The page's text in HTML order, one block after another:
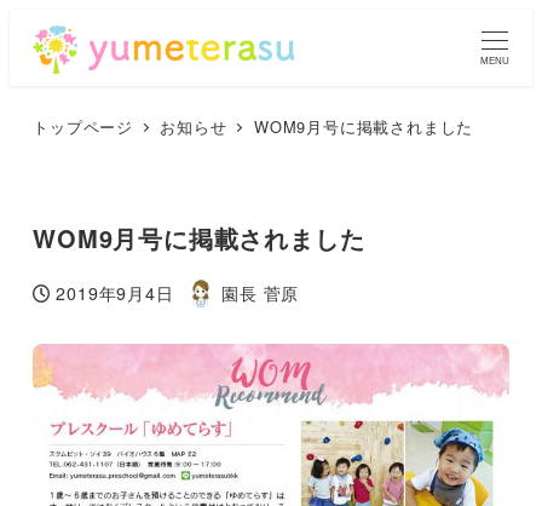
MENU
トップページ お知らせ WOM9月号に掲載されました
WOM9月号に掲載されました
投稿日
2019年9月4日
著
園長 菅原